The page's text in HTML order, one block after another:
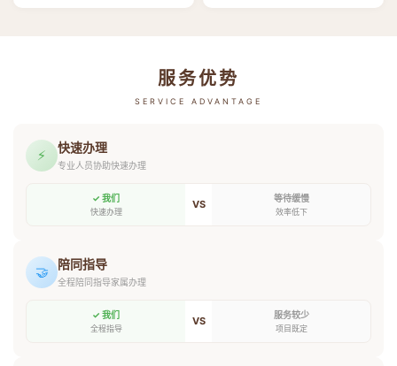
服务优势
SERVICE ADVANTAGE
⚡ 快速办理
专业人员协助快速办理
✓ 我们
快速办理
VS 等待缓慢
效率低下
🤝 陪同指导
全程陪同指导家属办理
✓ 我们
全程指导
VS 服务较少
项目既定